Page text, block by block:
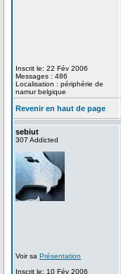
Inscrit le: 22 Fév 2006
Messages : 486
Localisation : périphérie de
namur belgique
Revenir en haut de page
sebiut
307 Addicted
Voir sa Présentation
Inscrit le: 10 Fév 2006